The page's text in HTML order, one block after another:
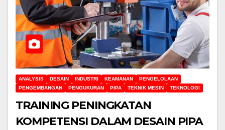
ANALYSIS DESAIN INDUSTRI KEAMANAN
PENGELOLAAN
PENGEMBANGAN
PENGUKURAN PIPA TEKNIK MESIN TEKNOLOGI
TRAINING PENINGKATAN
KOMPETENSI DALAM DESAIN PIPA